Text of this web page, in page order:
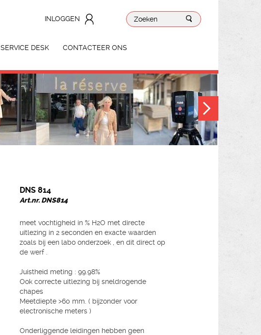
INLOGGEN
SERVICE DESK CONTACTEER ONS
DNS 814
Art.nr. DNS814
meet vochtigheid in % H2O met directe
uitlezing in 2 seconden en exacte waarden
zoals bij een labo onderzoek , en dit direct op
de werf .
Juistheid meting : 99.98%
Ook correcte uitlezing bij sneldrogende
chapes
Meetdiepte >60 mm. ( bijzonder voor
electronische meters )
Onderliggende leidingen hebben geen